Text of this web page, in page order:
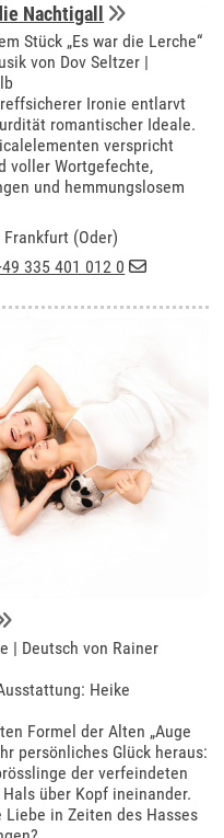
Nachtigall
Stück „Es war die Lerche“
von Dov Seltzer |
Ironie entlarvt
romantischer Ideale.
verspricht
voller Wortgefechte,
und hemmungslosem
(Oder)
335 401 012 0
| Deutsch von Rainer
Heike
Formel der Alten „Auge
persönliches Glück heraus:
der verfeindeten
über Kopf ineinander.
in Zeiten des Hasses